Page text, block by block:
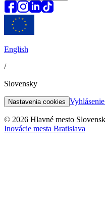
English
/
Slovensky
Nastavenia cookies
© 2026 Hlavné mesto
Inovácie mesta Bratislava